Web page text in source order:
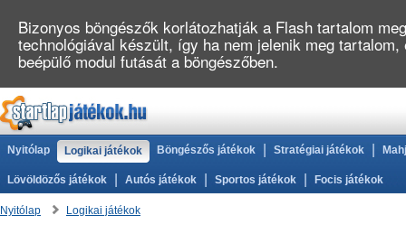
Nyitólap Logikai játékok Böngészős játékok Stratégiai játékok
Lövöldözős játékok Autós játékok Sportos játékok Focis játékok
Nyitólap Logikai játékok
Bizonyos böngészők korlátozhatják a Flash tartalom
technológiával készült, így ha nem jelenik meg
beépülő modul futását a böngészőben.